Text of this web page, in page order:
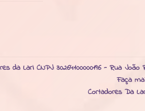
da Lari CNPJ: 30264100000196 - Rua
Faça
Cortadores Da